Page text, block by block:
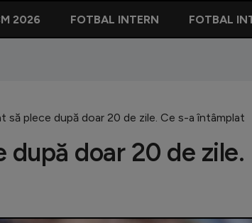
2026 FOTBAL INTERN FOTBAL
să plece după doar 20 de zile. Ce s-a întâmplat
doar 20 de zile.